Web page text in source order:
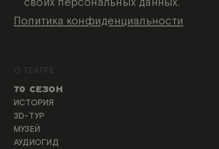
Политика конфиденциальности
О ТЕАТРЕ
70 СЕЗОН
ИСТОРИЯ
3D-ТУР
МУЗЕЙ
АУДИОГИД